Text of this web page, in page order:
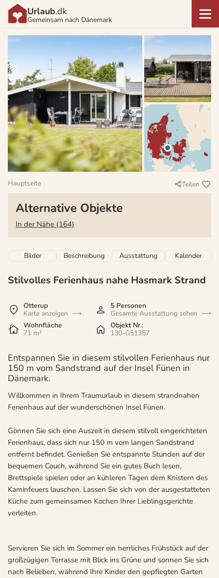
Urlaub.dk
Gemeinsam nach Dänemark
Hauptseite Teilen
Alternative Objekte
In der Nähe (164)
Bilder Beschreibung Ausstattung Kalender
Stilvolles Ferienhaus nahe Hasmark Strand
Otterup
Karte anzeigen
5 Personen
Gesamte Ausstattung sehen
Wohnfläche
71 m²
Objekt Nr.:
130-G51357
Entspannen Sie in diesem stilvollen Ferienhaus nur
150 m vom Sandstrand auf der Insel Fünen in
Dänemark.
Willkommen in Ihrem Traumurlaub in diesem strandnahen
Ferienhaus auf der wunderschönen Insel Fünen.
Gönnen Sie sich eine Auszeit in diesem stilvoll eingerichteten
Ferienhaus, dass sich nur 150 m vom langen Sandstrand
entfernt befindet. Genießen Sie entspannte Stunden auf der
bequemen Couch, während Sie ein gutes Buch lesen,
Brettspiele spielen oder an kühleren Tagen dem Knistern des
Kaminfeuers lauschen. Lassen Sie sich von der ausgestatteten
Küche zum gemeinsamen Kochen Ihrer Lieblingsgerichte
verleiten.
Servieren Sie sich im Sommer ein herrliches Frühstück auf der
großzügigen Terrasse mit Blick ins Grüne und sonnen Sie sich
nach Belieben, während Ihre Kinder den gepflegten Garten